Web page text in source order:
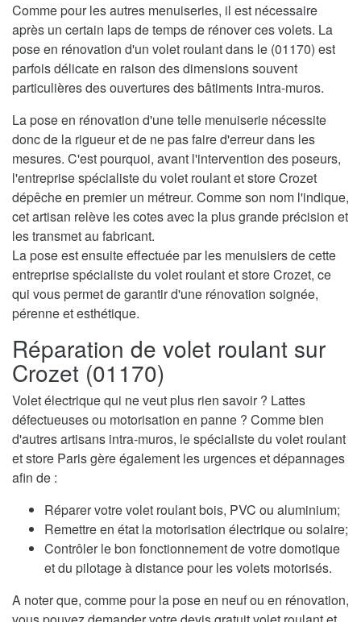
Comme pour les autres menuiseries, il est nécessaire
après un certain laps de temps de rénover ces volets. La
pose en rénovation d'un volet roulant dans le (01170) est
parfois délicate en raison des dimensions souvent
particulières des ouvertures des bâtiments intra-muros.
La pose en rénovation d'une telle menuiserie nécessite
donc de la rigueur et de ne pas faire d'erreur dans les
mesures. C'est pourquoi, avant l'intervention des poseurs,
l'entreprise spécialiste du volet roulant et store Crozet
dépêche en premier un métreur. Comme son nom l'indique,
cet artisan relève les cotes avec la plus grande précision et
les transmet au fabricant.
La pose est ensuite effectuée par les menuisiers de cette
entreprise spécialiste du volet roulant et store Crozet, ce
qui vous permet de garantir d'une rénovation soignée,
pérenne et esthétique.
Réparation de volet roulant sur
Crozet (01170)
Volet électrique qui ne veut plus rien savoir ? Lattes
défectueuses ou motorisation en panne ? Comme bien
d'autres artisans intra-muros, le spécialiste du volet roulant
et store Paris gère également les urgences et dépannages
afin de :
Réparer votre volet roulant bois, PVC ou aluminium;
Remettre en état la motorisation électrique ou solaire;
Contrôler le bon fonctionnement de votre domotique
et du pilotage à distance pour les volets motorisés.
A noter que, comme pour la pose en neuf ou en rénovation,